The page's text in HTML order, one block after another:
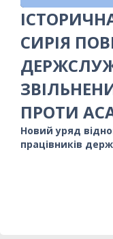
СИРІЯ
ПРОТИ
Новий уряд
працівників